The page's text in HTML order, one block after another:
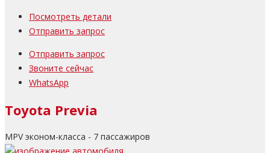
Посмотреть детали
Отправить запрос
Отправить запрос
Звоните сейчас
WhatsApp
Toyota Previa
MPV эконом-класса - 7 пассажиров